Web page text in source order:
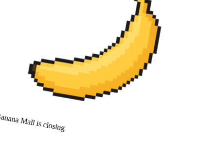
Mall is closing